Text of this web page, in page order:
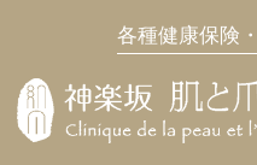
各種健康保険